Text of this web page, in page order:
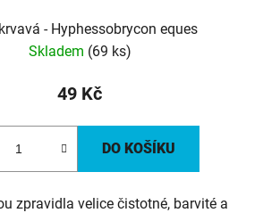
- Hyphessobrycon eques
Skladem (69 ks)
49 Kč
DO KOŠÍKU
zpravidla velice čistotné, barvité a